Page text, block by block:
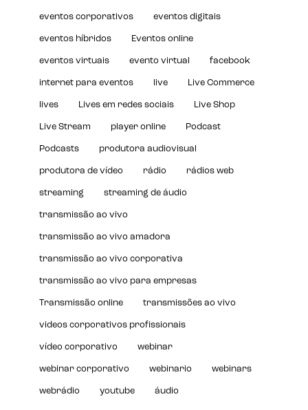
eventos corporativos eventos digitais
eventos híbridos Eventos online
eventos virtuais evento virtual facebook
internet para eventos live Live Commerce
lives Lives em redes sociais Live Shop
Live Stream player online Podcast
Podcasts produtora audiovisual
produtora de vídeo rádio rádios web
streaming streaming de áudio
transmissão ao vivo
transmissão ao vivo amadora
transmissão ao vivo corporativa
transmissão ao vivo para empresas
Transmissão online transmissões ao vivo
videos corporativos profissionais
vídeo corporativo webinar
webinar corporativo webinario webinars
webrádio youtube áudio